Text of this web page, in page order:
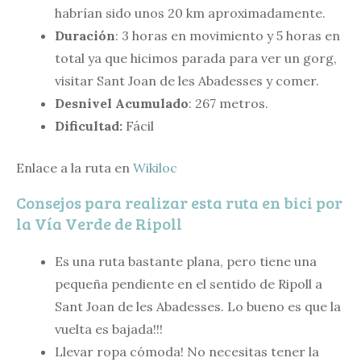
habrían sido unos 20 km aproximadamente.
Duración: 3 horas en movimiento y 5 horas en
total ya que hicimos parada para ver un gorg,
visitar Sant Joan de les Abadesses y comer.
Desnivel Acumulado: 267 metros.
Dificultad: Fácil
Enlace a la ruta en Wikiloc
Consejos para realizar esta ruta en bici por
la Vía Verde de Ripoll
Es una ruta bastante plana, pero tiene una
pequeña pendiente en el sentido de Ripoll a
Sant Joan de les Abadesses. Lo bueno es que la
vuelta es bajada!!!
Llevar ropa cómoda! No necesitas tener la